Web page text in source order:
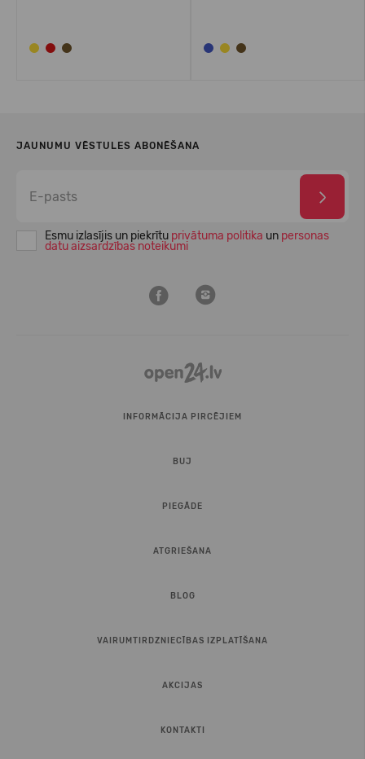
JAUNUMU VĒSTULES ABONĒŠANA
Esmu izlasījis un piekrītu privātuma politika un personas
datu aizsardzības noteikumi
INFORMĀCIJA PIRCĒJIEM
BUJ
PIEGĀDE
ATGRIEŠANA
BLOG
VAIRUMTIRDZNIECĪBAS IZPLATĪŠANA
AKCIJAS
KONTAKTI